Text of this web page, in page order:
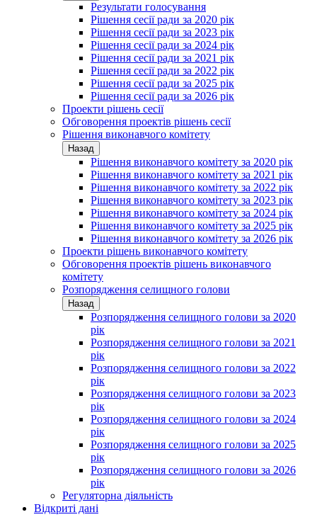
Результати голосування
Рішення сесії ради за 2020 рік
Рішення сесії ради за 2023 рік
Рішення сесії ради за 2024 рік
Рішення сесії ради за 2021 рік
Рішення сесії ради за 2022 рік
Рішення сесії ради за 2025 рік
Рішення сесії ради за 2026 рік
Проекти рішень сесії
Обговорення проектів рішень сесії
Рішення виконавчого комітету
Назад
Рішення виконавчого комітету за 2020 рік
Рішення виконавчого комітету за 2021 рік
Рішення виконавчого комітету за 2022 рік
Рішення виконавчого комітету за 2023 рік
Рішення виконавчого комітету за 2024 рік
Рішення виконавчого комітету за 2025 рік
Рішення виконавчого комітету за 2026 рік
Проекти рішень виконавчого комітету
Обговорення проектів рішень виконавчого
комітету
Розпорядження селищного голови
Назад
Розпорядження селищного голови за 2020
рік
Розпорядження селищного голови за 2021
рік
Розпорядження селищного голови за 2022
рік
Розпорядження селищного голови за 2023
рік
Розпорядження селищного голови за 2024
рік
Розпорядження селищного голови за 2025
рік
Розпорядження селищного голови за 2026
рік
Регуляторна діяльність
Відкриті дані